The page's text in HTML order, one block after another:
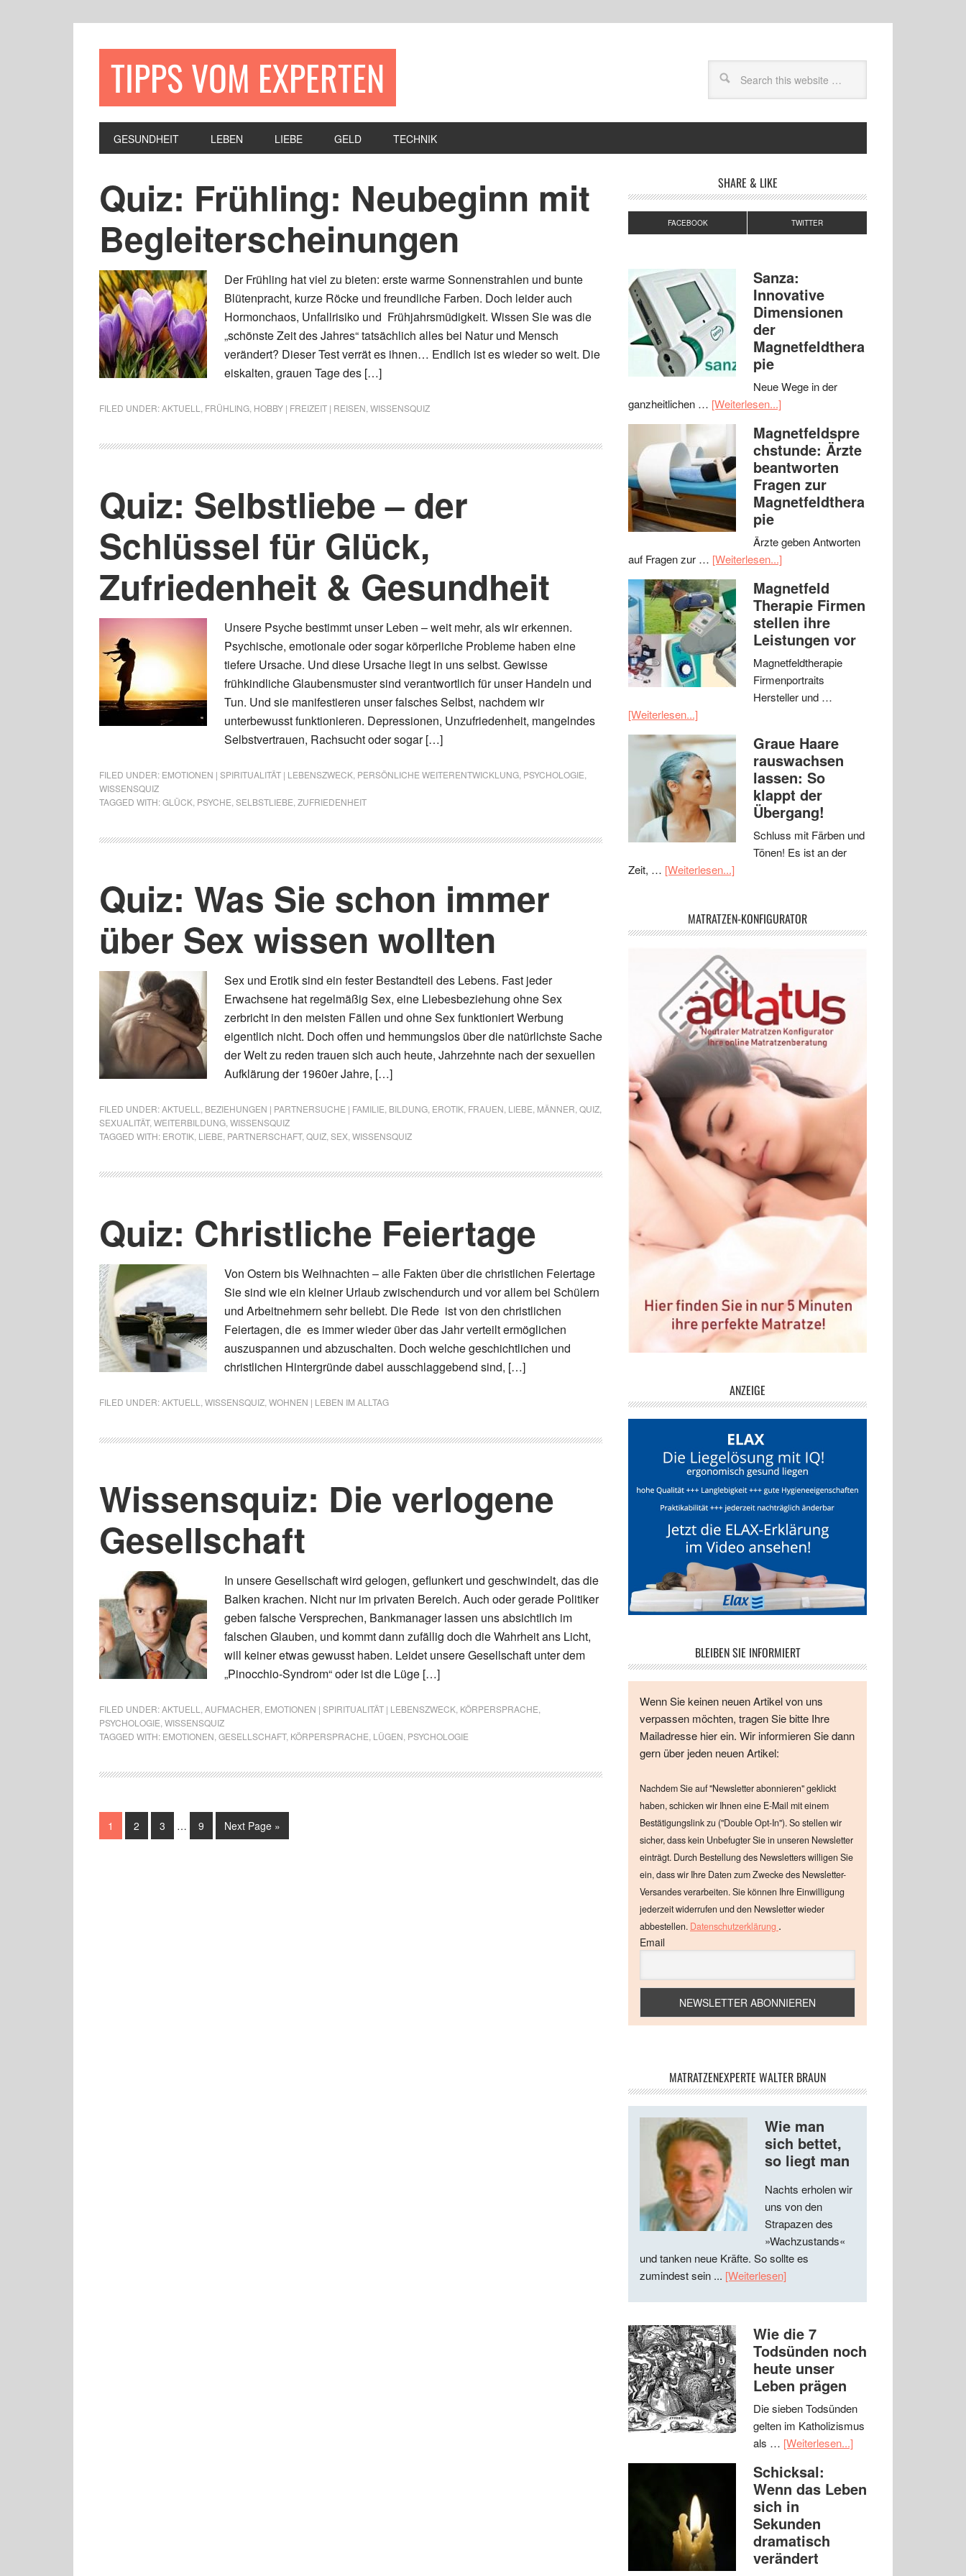
TIPPS VOM EXPERTEN
GESUNDHEIT LEBEN LIEBE GELD TECHNIK
Quiz: Frühling: Neubeginn mit
Begleiterscheinungen
Der Frühling hat viel zu bieten: erste warme Sonnenstrahlen und bunte
Blütenpracht, kurze Röcke und freundliche Farben. Doch leider auch
Hormonchaos, Unfallrisiko und Frühjahrsmüdigkeit. Wissen Sie was die
„schönste Zeit des Jahres“ tatsächlich alles bei Natur und Mensch
verändert? Dieser Test verrät es ihnen… Endlich ist es wieder so weit. Die
eiskalten, grauen Tage des […]
FILED UNDER:AKTUELL FRÜHLING HOBBY | FREIZEIT | REISEN WISSENSQUIZ
Quiz: Selbstliebe – der
Schlüssel für Glück,
Zufriedenheit & Gesundheit
Unsere Psyche bestimmt unser Leben – weit mehr, als wir erkennen.
Psychische, emotionale oder sogar körperliche Probleme haben eine
tiefere Ursache. Und diese Ursache liegt in uns selbst. Gewisse
frühkindliche Glaubensmuster sind verantwortlich für unser Handeln und
Tun. Und sie manifestieren unser falsches Selbst, nachdem wir
unterbewusst funktionieren. Depressionen, Unzufriedenheit, mangelndes
Selbstvertrauen, Rachsucht oder sogar […]
FILED UNDER: EMOTIONEN | SPIRITUALITÄT | LEBENSZWECK PERSÖNLICHE WEITERENTWICKLUNG PSYCHOLOGIE
WISSENSQUIZ
TAGGED WITH:GLÜCK PSYCHE SELBSTLIEBE ZUFRIEDENHEIT
Quiz: Was Sie schon immer
über Sex wissen wollten
Sex und Erotik sind ein fester Bestandteil des Lebens. Fast jeder
Erwachsene hat regelmäßig Sex, eine Liebesbeziehung ohne Sex
zerbricht in den meisten Fällen und ohne Sex funktioniert Werbung
eigentlich nicht. Doch offen und hemmungslos über die natürlichste Sache
der Welt zu reden trauen sich auch heute, Jahrzehnte nach der sexuellen
Aufklärung der 1960er Jahre, […]
FILED UNDER:AKTUELL BEZIEHUNGEN | PARTNERSUCHE | FAMILIE BILDUNG EROTIK FRAUEN LIEBE MÄNNER QUIZ
SEXUALITÄT, WEITERBILDUNG WISSENSQUIZ
TAGGED WITH: EROTIK LIEBE PARTNERSCHAFT, QUIZ SEX WISSENSQUIZ
Quiz: Christliche Feiertage
Von Ostern bis Weihnachten – alle Fakten über die christlichen Feiertage
Sie sind wie ein kleiner Urlaub zwischendurch und vor allem bei Schülern
und Arbeitnehmern sehr beliebt. Die Rede ist von den christlichen
Feiertagen, die es immer wieder über das Jahr verteilt ermöglichen
auszuspannen und abzuschalten. Doch welche geschichtlichen und
christlichen Hintergründe dabei ausschlaggebend sind, […]
FILED UNDER:AKTUELL WISSENSQUIZ WOHNEN | LEBEN IM ALLTAG
Wissensquiz: Die verlogene
Gesellschaft
In unsere Gesellschaft wird gelogen, geflunkert und geschwindelt, das die
Balken krachen. Nicht nur im privaten Bereich. Auch oder gerade Politiker
geben falsche Versprechen, Bankmanager lassen uns absichtlich im
falschen Glauben, und kommt dann zufällig doch die Wahrheit ans Licht,
will keiner etwas gewusst haben. Leidet unsere Gesellschaft unter dem
„Pinocchio-Syndrom“ oder ist die Lüge […]
FILED UNDER:AKTUELL AUFMACHER EMOTIONEN | SPIRITUALITÄT | LEBENSZWECK KÖRPERSPRACHE
PSYCHOLOGIE WISSENSQUIZ
TAGGED WITH: EMOTIONEN GESELLSCHAFT, KÖRPERSPRACHE LÜGEN PSYCHOLOGIE
1 2 3 … 9 Next Page »
SHARE & LIKE
FACEBOOK TWITTER
Sanza:
Innovative
Dimensionen
der
Magnetfeldthera
pie
Neue Wege in der
ganzheitlichen … [Weiterlesen...]
Magnetfeldspre
chstunde: Ärzte
beantworten
Fragen zur
Magnetfeldthera
pie
Ärzte geben Antworten
auf Fragen zur … [Weiterlesen...]
Magnetfeld
Therapie Firmen
stellen ihre
Leistungen vor
Magnetfeldtherapie
Firmenportraits
Hersteller und …
[Weiterlesen...]
Graue Haare
rauswachsen
lassen: So
klappt der
Übergang!
Schluss mit Färben und
Tönen! Es ist an der
Zeit, … [Weiterlesen...]
MATRATZEN-KONFIGURATOR
ANZEIGE
BLEIBEN SIE INFORMIERT
Wenn Sie keinen neuen Artikel von uns
verpassen möchten, tragen Sie bitte Ihre
Mailadresse hier ein. Wir informieren Sie dann
gern über jeden neuen Artikel:
Nachdem Sie auf "Newsletter abonnieren" geklickt
haben, schicken wir Ihnen eine E-Mail mit einem
Bestätigungslink zu ("Double Opt-In"). So stellen wir
sicher, dass kein Unbefugter Sie in unseren Newsletter
einträgt. Durch Bestellung des Newsletters willigen Sie
ein, dass wir Ihre Daten zum Zwecke des Newsletter-
Versandes verarbeiten. Sie können Ihre Einwilligung
jederzeit widerrufen und den Newsletter wieder
abbestellen. Datenschutzerklärung .
Email
MATRATZENEXPERTE WALTER BRAUN
Wie man
sich bettet,
so liegt man
Nachts erholen wir
uns von den
Strapazen des
»Wachzustands«
und tanken neue Kräfte. So sollte es
zumindest sein ... [Weiterlesen]
Wie die 7
Todsünden noch
heute unser
Leben prägen
Die sieben Todsünden
gelten im Katholizismus
als … [Weiterlesen...]
Schicksal:
Wenn das Leben
sich in
Sekunden
dramatisch
verändert